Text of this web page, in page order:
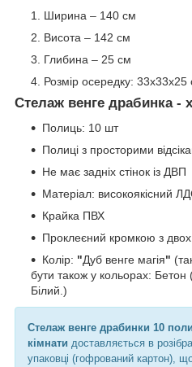
Ширина – 140 см
Висота – 142 см
Глибина – 25 см
Розмір осередку: 33x33х25
Стелаж венге драбинка -
Полиць: 10 шт
Полиці з просторими
Не має задніх стінок із ДВП
Матеріал: високоякісний
Крайка ПВХ
Проклеєний кромкою з двох
Колір: "Дуб венге магія"
бути також у кольорах: Бетон
Білий.)
Стелаж венге драбинки 10
кімнати доставляється в
упаковці (гофрований картон),